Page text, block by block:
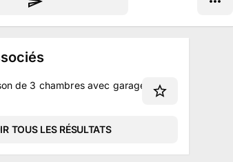
de 3 chambres avec garage à Blois
TOUS LES RÉSULTATS